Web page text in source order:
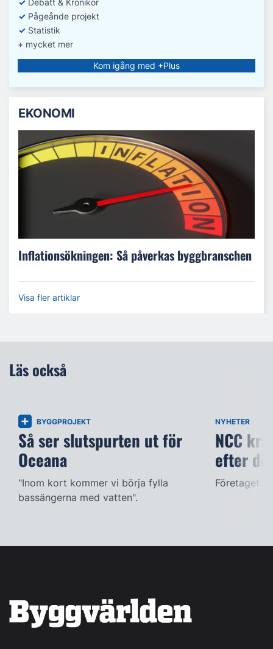
✓ Pågeånde projekt
✓ Statistik
+ mycket mer
Kom igång med +Plus
EKONOMI
Inflationsökningen: Så påverkas byggbranschen
Visa fler artiklar
Läs också
BYGGPROJEKT
Så ser slutspurten ut för
Oceana
"Inom kort kommer vi börja fylla
bassängerna med vatten".
NYHETER
NCC
efter
Företaget